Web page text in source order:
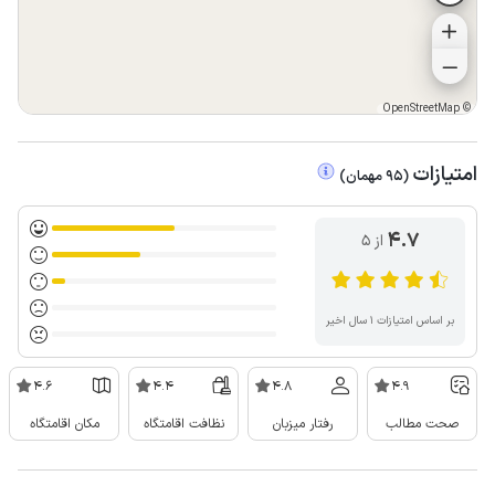
©
OpenStreetMap
امتیازات (
95مهمان)
4.7 از ۵
بر اساس امتیازات ۱ سال اخیر
4.9
صحت مطالب
4.8
رفتار میزبان
4.4
نظافت اقامتگاه
4.6
مکان اقامتگاه